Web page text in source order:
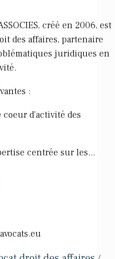
créé en 2006, est
des affaires, partenaire
juridiques en
:
d'activité des
centrée sur les...